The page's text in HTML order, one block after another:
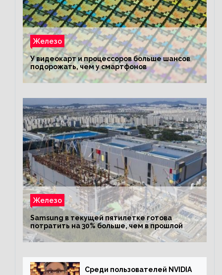
Железо
У видеокарт и процессоров больше шансов
подорожать, чем у смартфонов
Железо
Samsung в текущей пятилетке готова
потратить на 30% больше, чем в прошлой
Среди пользователей NVIDIA